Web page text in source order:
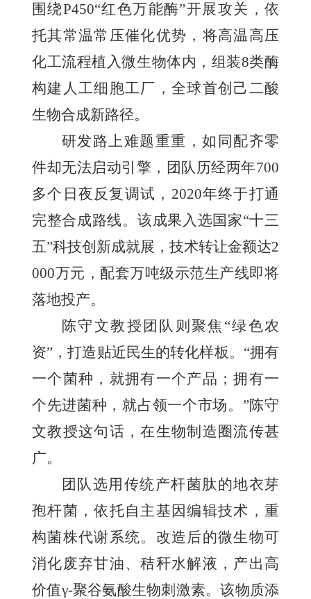
围绕P450“红色万能酶”开展攻关，依
托其常温常压催化优势，将高温高压
化工流程植入微生物体内，组装8类酶
构建人工细胞工厂，全球首创己二酸
生物合成新路径。
研发路上难题重重，如同配齐零
件却无法启动引擎，团队历经两年700
多个日夜反复调试，2020年终于打通
完整合成路线。该成果入选国家“十三
五”科技创新成就展，技术转让金额达2
000万元，配套万吨级示范生产线即将
落地投产。
陈守文教授团队则聚焦“绿色农
资”，打造贴近民生的转化样板。“拥有
一个菌种，就拥有一个产品；拥有一
个先进菌种，就占领一个市场。”陈守
文教授这句话，在生物制造圈流传甚
广。
团队选用传统产杆菌肽的地衣芽
孢杆菌，依托自主基因编辑技术，重
构菌株代谢系统。改造后的微生物可
消化废弃甘油、秸秆水解液，产出高
价值γ-聚谷氨酸生物刺激素。该物质添